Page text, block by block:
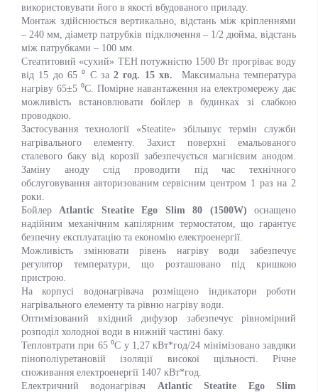
використовувати його в якості вбудованого приладу.
Монтаж здійснюється вертикально, відстань між кріпленнями
– 240 мм, діаметр патрубків підключення – 1/2 дюйма, відстань
між патрубками – 100 мм.
Стеатитовий «сухий» ТЕН потужністю 1500 Вт прогріває воду
від 15 до 65 ⁰ С за2 год. 15 хв.
Максимальна температура
нагріву 65±5 ⁰C. Помірне навантаження на електромережу дає
можливість встановлювати бойлер в будинках зі слабкою
проводкою.
Застосування технології «Steatite» збільшує термін служби
нагрівального елементу. Захист поверхні емальованого
сталевого баку від корозії забезпечується магнієвим анодом.
Заміну аноду слід проводити під час технічного
обслуговування авторизованим сервісним центром 1 раз на 2
роки.
БойлерAtlantic Steatite Ego Slim 80 (1500W) оснащено
надійним механічним капілярним термостатом, що гарантує
безпечну експлуатацію та економію електроенергії.
Можливість змінювати рівень нагріву води забезпечує
регулятор температури, що розташовано під кришкою
пристрою.
На корпусі водонагрівача розміщено індикатори роботи
нагрівального елементу та рівню нагріву води.
Оптимізований вхідний дифузор забезпечує рівномірний
розподіл холодної води в нижній частині баку.
Тепловтрати при 65 ⁰C у 1,27 кВт*год/24 мінімізовано завдяки
пінополіуретановій ізоляції високої щільності. Річне
споживання електроенергії 1407 кВт*год.
Електричний водонагрівач Atlantic Steatite Ego Slim